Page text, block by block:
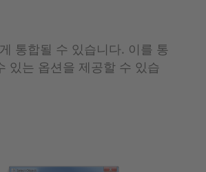
통합될 수 있습니다. 이를 통
있는 옵션을 제공할 수 있습